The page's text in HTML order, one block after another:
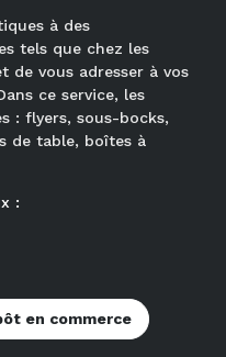
à des
tels que chez les
de vous adresser à vos
ce service, les
: flyers, sous-bocks,
de table, boîtes à
:
en commerce